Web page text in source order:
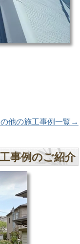
他の施工事例一覧→
事例のご紹介